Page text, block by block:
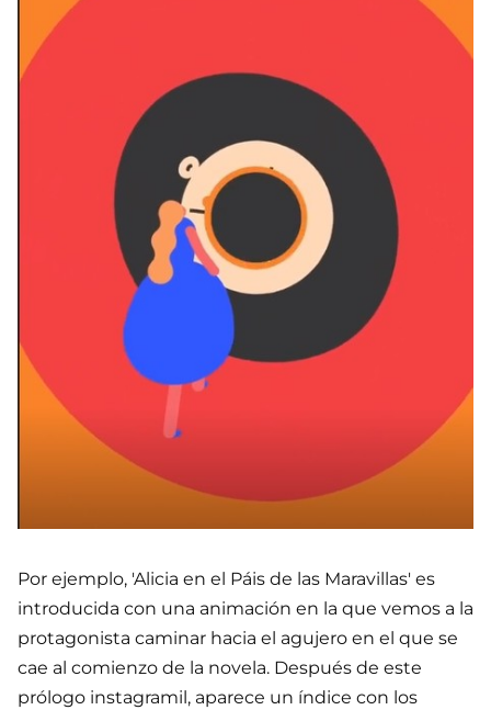
Por ejemplo, 'Alicia en el Páis de las Maravillas' es
introducida con una animación en la que vemos a la
protagonista caminar hacia el agujero en el que se
cae al comienzo de la novela. Después de este
prólogo instagramil, aparece un índice con los